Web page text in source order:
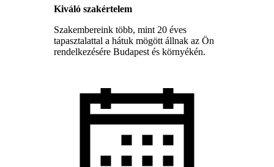
Kiváló szakértelem
Szakembereink több, mint 20 éves
tapasztalattal a hátuk mögött állnak az Ön
rendelkezésére Budapest és környékén.